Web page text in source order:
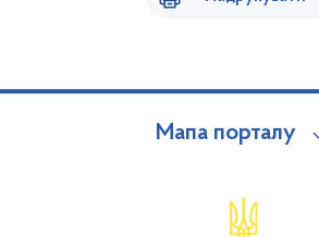
Мапа порталу